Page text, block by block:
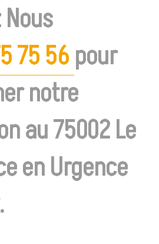
75 56pour
notre
au 75002 Le
en Urgence